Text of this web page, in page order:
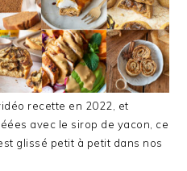
recette en 2022, et
avec le sirop de yacon, ce
glissé petit à petit dans nos